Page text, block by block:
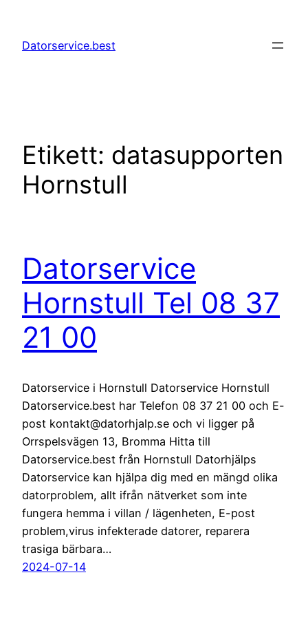
innehåll
Datorservice.best
Etikett: datasupporten
Hornstull
Datorservice
Hornstull Tel 08 37
21 00
Datorservice i Hornstull Datorservice Hornstull
Datorservice.best har Telefon 08 37 21 00 och E-
post kontakt@datorhjalp.se och vi ligger på
Orrspelsvägen 13, Bromma Hitta till
Datorservice.best från Hornstull Datorhjälps
Datorservice kan hjälpa dig med en mängd olika
datorproblem, allt ifrån nätverket som inte
fungera hemma i villan / lägenheten, E-post
problem,virus infekterade datorer, reparera
trasiga bärbara…
2024-07-14